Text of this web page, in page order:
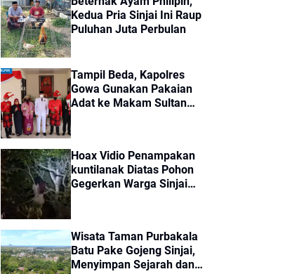
Kedua Pria Sinjai Ini Raup
Puluhan Juta Perbulan
Tampil Beda, Kapolres
Gowa Gunakan Pakaian
Adat ke Makam Sultan
Hoax Vidio Penampakan
kuntilanak Diatas Pohon
Gegerkan Warga Sinjai
Wisata Taman Purbakala
Batu Pake Gojeng Sinjai,
Menyimpan Sejarah dan